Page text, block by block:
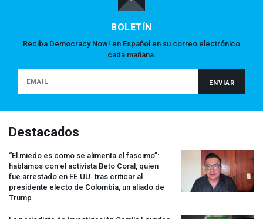
BOLETÍN
Reciba Democracy Now! en Español en su correo electrónico
cada mañana.
Destacados
“El miedo es como se alimenta el fascimo”:
hablamos con el activista Beto Coral, quien
fue arrestado en EE.UU. tras criticar al
presidente electo de Colombia, un aliado de
Trump